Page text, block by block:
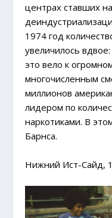
центрах ставших
1974 год
увеличилось
это вело к
многочисленным
миллионов
лидером по
наркотиками. В
Барнса.
Нижний Ист-Сайд,